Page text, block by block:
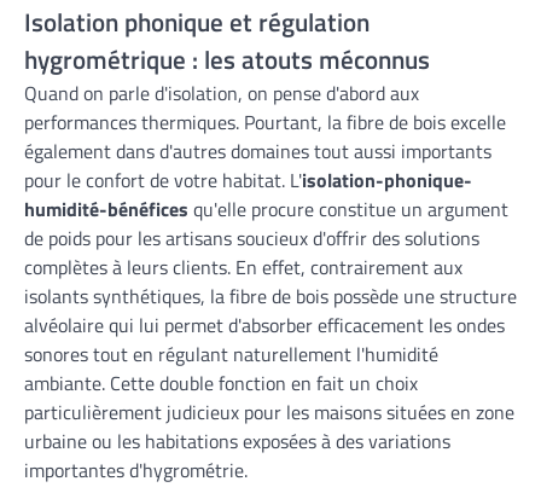
Isolation phonique et régulation
hygrométrique : les atouts méconnus
Quand on parle d'isolation, on pense d'abord aux
performances thermiques. Pourtant, la fibre de bois excelle
également dans d'autres domaines tout aussi importants
pour le confort de votre habitat. L'isolation-phonique-
humidité-bénéfices qu'elle procure constitue un argument
de poids pour les artisans soucieux d'offrir des solutions
complètes à leurs clients. En effet, contrairement aux
isolants synthétiques, la fibre de bois possède une structure
alvéolaire qui lui permet d'absorber efficacement les ondes
sonores tout en régulant naturellement l'humidité
ambiante. Cette double fonction en fait un choix
particulièrement judicieux pour les maisons situées en zone
urbaine ou les habitations exposées à des variations
importantes d'hygrométrie.